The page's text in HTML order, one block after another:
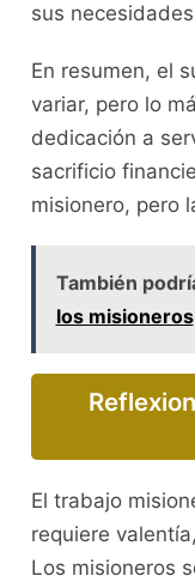
sus
En resumen, el
variar, pero lo
dedicación a
sacrificio
misionero, pero
También
los misioneros
El trabajo
requiere
Los misioneros